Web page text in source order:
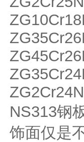
NS313钢
饰面仅是